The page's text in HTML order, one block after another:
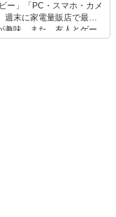
ー」「PC・スマホ・カメ
週末に家電量販店で最新
趣味。また、友人とゲー
やイベント情報もいち早